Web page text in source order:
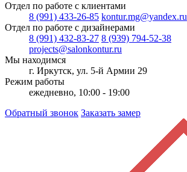
Отдел по работе с клиентами
8 (991) 433-26-85 kontur.mg@yandex.ru
Отдел по работе с дизайнерами
8 (991) 432-83-27 8 (939) 794-52-38
projects@salonkontur.ru
Мы находимся
г. Иркутск, ул. 5-й Армии 29
Режим работы
ежедневно, 10:00 - 19:00
Обратный звонок Заказать замер